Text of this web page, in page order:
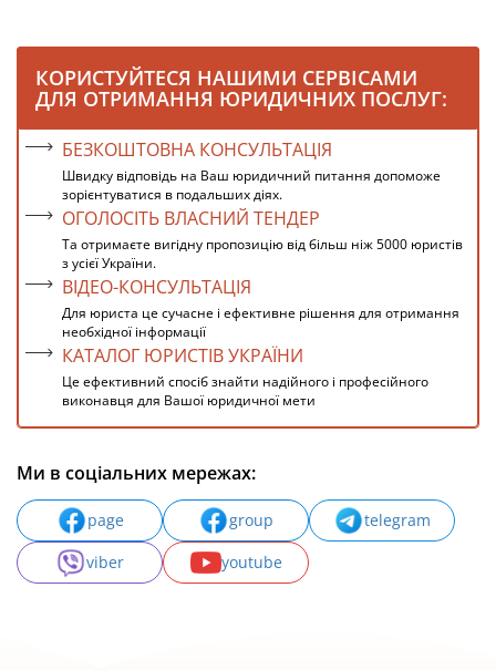
КОРИСТУЙТЕСЯ НАШИМИ СЕРВІСАМИ
ДЛЯ ОТРИМАННЯ ЮРИДИЧНИХ ПОСЛУГ:
БЕЗКОШТОВНА КОНСУЛЬТАЦІЯ
Швидку відповідь на Ваш юридичний питання допоможе
зорієнтуватися в подальших діях.
ОГОЛОСІТЬ ВЛАСНИЙ ТЕНДЕР
Та отримаєте вигідну пропозицію від більш ніж 5000 юристів
з усієї України.
ВІДЕО-КОНСУЛЬТАЦІЯ
Для юриста це сучасне і ефективне рішення для отримання
необхідної інформації
КАТАЛОГ ЮРИСТІВ УКРАЇНИ
Це ефективний спосіб знайти надійного і професійного
виконавця для Вашої юридичної мети
Ми в соціальних мережах:
page group
telegram
viber
youtube